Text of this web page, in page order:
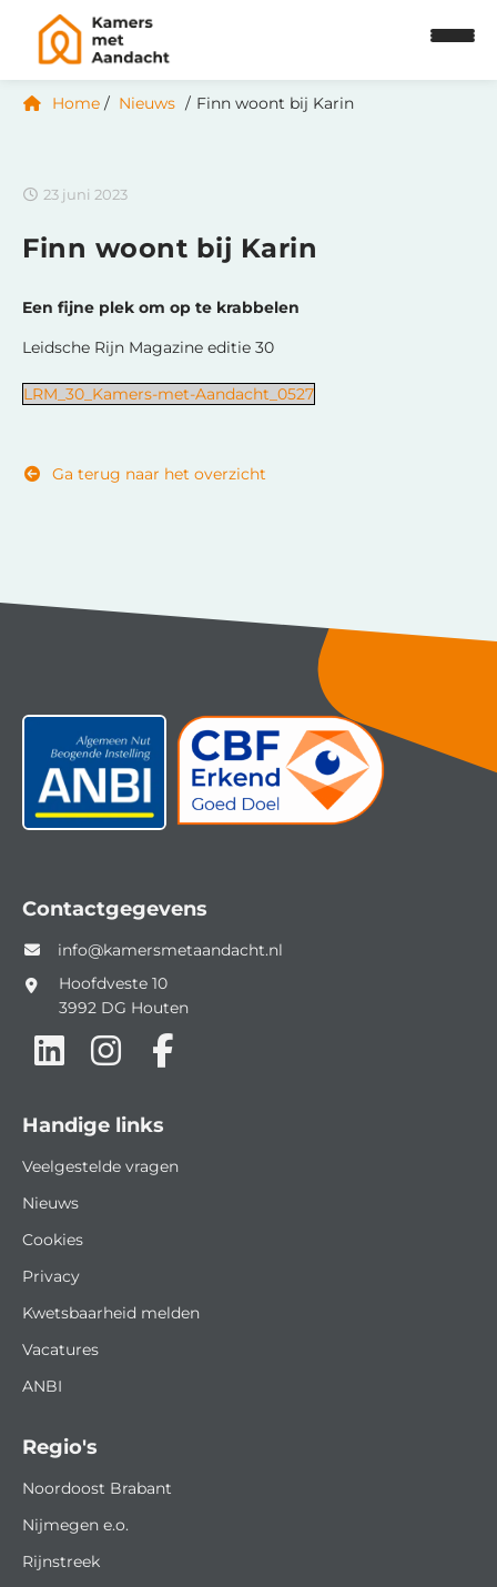
Home Nieuws Finn woont bij Karin
23 juni 2023
Finn woont bij Karin
Een fijne plek om op te krabbelen
Leidsche Rijn Magazine editie 30
LRM_30_Kamers-met-Aandacht_0527
Ga terug naar het overzicht
Regio's
Noordoost Brabant
Nijmegen e.o.
Rijnstreek
Handige links
Veelgestelde vragen
Nieuws
Cookies
Privacy
Kwetsbaarheid melden
Vacatures
ANBI
Contactgegevens
info@kamersmetaandacht.nl
Hoofdveste 10
3992 DG Houten